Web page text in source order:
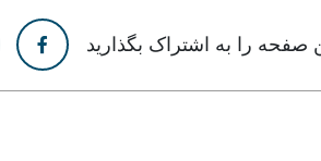
صفحه را به اشتراک بگذارید